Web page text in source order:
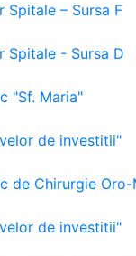
Spitale – Sursa F
Spitale - Sursa D
"Sf. Maria"
de investitii"
de Chirurgie
de investitii"